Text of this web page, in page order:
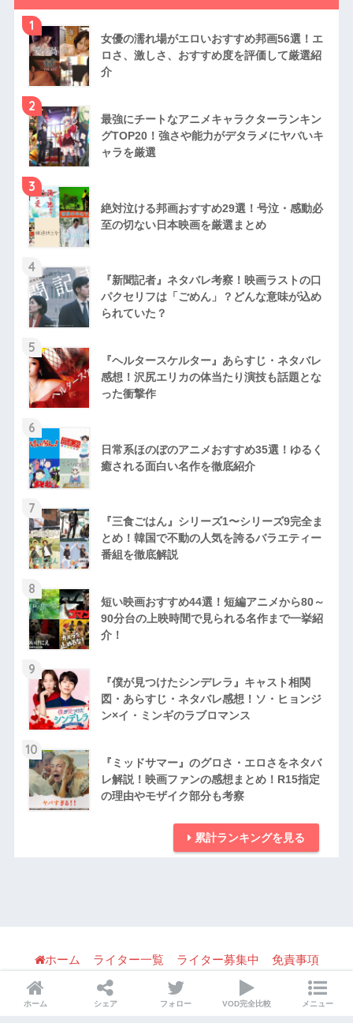
1
女優の濡れ場がエロいおすすめ邦画56選！エ
ロさ、激しさ、おすすめ度を評価して厳選紹
介
2
最強にチートなアニメキャラクターランキン
グTOP20！強さや能力がデタラメにヤバいキ
ャラを厳選
3
絶対泣ける邦画おすすめ29選！号泣・感動必
至の切ない日本映画を厳選まとめ
4
『新聞記者』ネタバレ考察！映画ラストの口
パクセリフは「ごめん」？どんな意味が込め
られていた？
5
『ヘルタースケルター』あらすじ・ネタバレ
感想！沢尻エリカの体当たり演技も話題とな
った衝撃作
6
日常系ほのぼのアニメおすすめ35選！ゆるく
癒される面白い名作を徹底紹介
7
『三食ごはん』シリーズ1〜シリーズ9完全ま
とめ！韓国で不動の人気を誇るバラエティー
番組を徹底解説
8
短い映画おすすめ44選！短編アニメから80～
90分台の上映時間で見られる名作まで一挙紹
介！
9
『僕が見つけたシンデレラ』キャスト相関
図・あらすじ・ネタバレ感想！ソ・ヒョンジ
ン×イ・ミンギのラブロマンス
10
『ミッドサマー』のグロさ・エロさをネタバ
レ解説！映画ファンの感想まとめ！R15指定
の理由やモザイク部分も考察
累計ランキングを見る
ホーム ライター一覧 ライター募集中
免責事項
利用規約
パブリシティ・宣伝・取材の問い合わせ
プライバシーポリシー
ホーム シェア フォロー VOD完全比較 メニュー